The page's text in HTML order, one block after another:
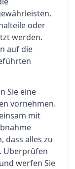
oder
werden.
auf die
Sie eine
vornehmen.
mit
dass alles zu
Überprüfen
werfen Sie